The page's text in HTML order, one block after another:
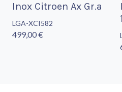
Inox Citroen Ax Gr.a
LGA-XCI582
499,00 €